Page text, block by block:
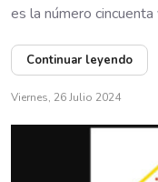
es la número cincuenta
Continuar leyendo
Viernes, 26 Julio 2024